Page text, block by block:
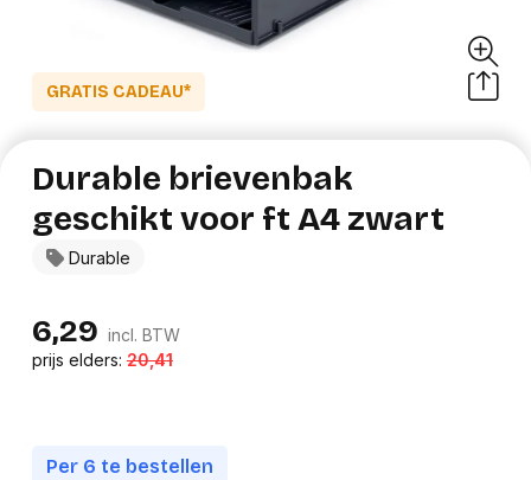
GRATIS CADEAU*
Durable
Durable brievenbak
geschikt voor ft A4 zwart
6,29 incl. BTW
prijs elders:20,41
Per 6 te bestellen